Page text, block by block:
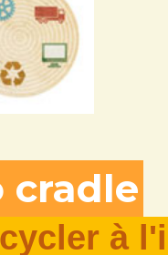
cradle
à